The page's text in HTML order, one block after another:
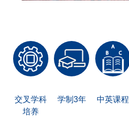
交叉学科
培养
学制3年 中英课程